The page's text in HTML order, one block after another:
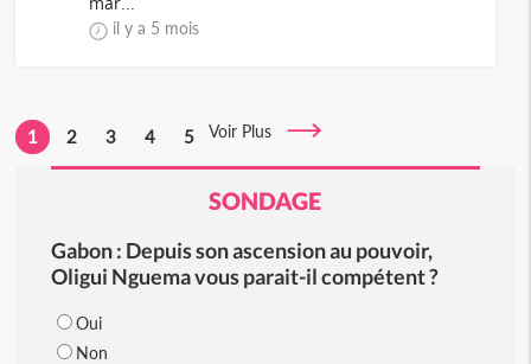
il y a 5 mois
1 2 3 4 5 Voir Plus
SONDAGE
Gabon : Depuis son ascension au pouvoir,
Oligui Nguema vous parait-il compétent ?
Oui
Non